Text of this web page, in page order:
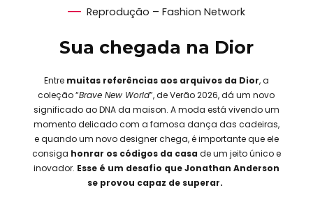
Reprodução – Fashion Network
Sua chegada na Dior
Entremuitas referências aos arquivos da Dior, a
coleção “Brave New World”, de Verão 2026, dá um novo
significado ao DNA da maison. A moda está vivendo um
momento delicado com a famosa dança das cadeiras,
e quando um novo designer chega, é importante que ele
consiga honrar os códigos da casa de um jeito único e
inovador. Esse é um desafio que Jonathan Anderson
se provou capaz de superar.